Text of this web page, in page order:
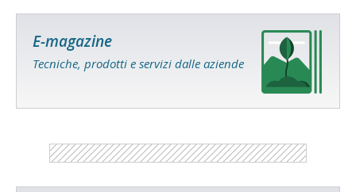
E-magazine
Tecniche, prodotti e servizi dalle aziende